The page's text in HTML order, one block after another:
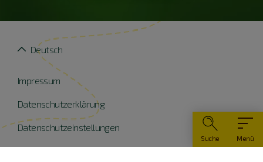
Menü
Suche
Impressum
Datenschutzerklärung
Datenschutzeinstellungen
Widerruf erklären
Deutsch